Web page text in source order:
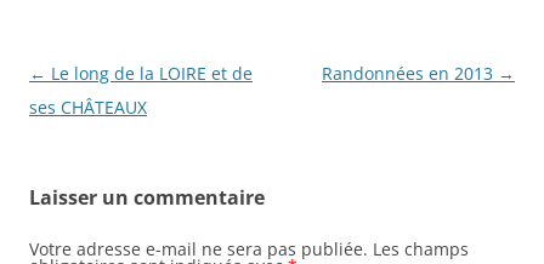
Navigation
des
← Le long de la LOIRE et de
ses CHÂTEAUX
Randonnées en 2013 →
Laisser un commentaire
Votre adresse e-mail ne sera pas publiée. Les champs